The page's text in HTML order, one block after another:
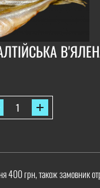
400 грн, також замовник